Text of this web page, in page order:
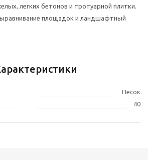
легких бетонов и тротуарной плитки.
площадок и ландшафтный
Песок
40